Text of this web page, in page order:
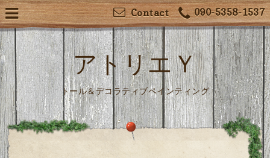
090-5358-1537
Contact
アトリエＹ
トール＆デコラティブペインティング